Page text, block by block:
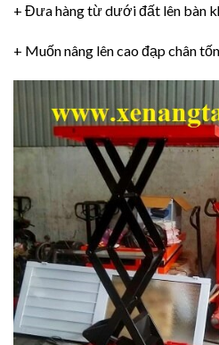
+ Đưa hàng từ dưới đất lên bàn
+ Muốn nâng lên cao đạp chân